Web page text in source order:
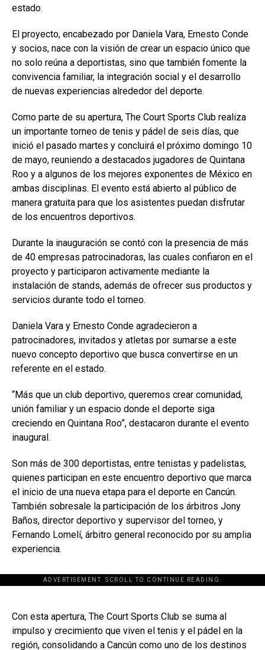
estado.
El proyecto, encabezado por Daniela Vara, Ernesto Conde
y socios, nace con la visión de crear un espacio único que
no solo reúna a deportistas, sino que también fomente la
convivencia familiar, la integración social y el desarrollo
de nuevas experiencias alrededor del deporte.
Como parte de su apertura, The Court Sports Club realiza
un importante torneo de tenis y pádel de seis días, que
inició el pasado martes y concluirá el próximo domingo 10
de mayo, reuniendo a destacados jugadores de Quintana
Roo y a algunos de los mejores exponentes de México en
ambas disciplinas. El evento está abierto al público de
manera gratuita para que los asistentes puedan disfrutar
de los encuentros deportivos.
Durante la inauguración se contó con la presencia de más
de 40 empresas patrocinadoras, las cuales confiaron en el
proyecto y participaron activamente mediante la
instalación de stands, además de ofrecer sus productos y
servicios durante todo el torneo.
Daniela Vara y Ernesto Conde agradecieron a
patrocinadores, invitados y atletas por sumarse a este
nuevo concepto deportivo que busca convertirse en un
referente en el estado.
“Más que un club deportivo, queremos crear comunidad,
unión familiar y un espacio donde el deporte siga
creciendo en Quintana Roo”, destacaron durante el evento
inaugural.
Son más de 300 deportistas, entre tenistas y padelistas,
quienes participan en este encuentro deportivo que marca
el inicio de una nueva etapa para el deporte en Cancún.
También sobresale la participación de los árbitros Jony
Baños, director deportivo y supervisor del torneo, y
Fernando Lomelí, árbitro general reconocido por su amplia
experiencia.
ADVERTISEMENT. SCROLL TO CONTINUE READING.
[adsforwp id="243463"]
Con esta apertura, The Court Sports Club se suma al
impulso y crecimiento que viven el tenis y el pádel en la
región, consolidando a Cancún como uno de los destinos